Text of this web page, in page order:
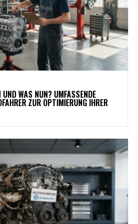
WAS NUN? UMFASSENDE
ZUR OPTIMIERUNG IHRER